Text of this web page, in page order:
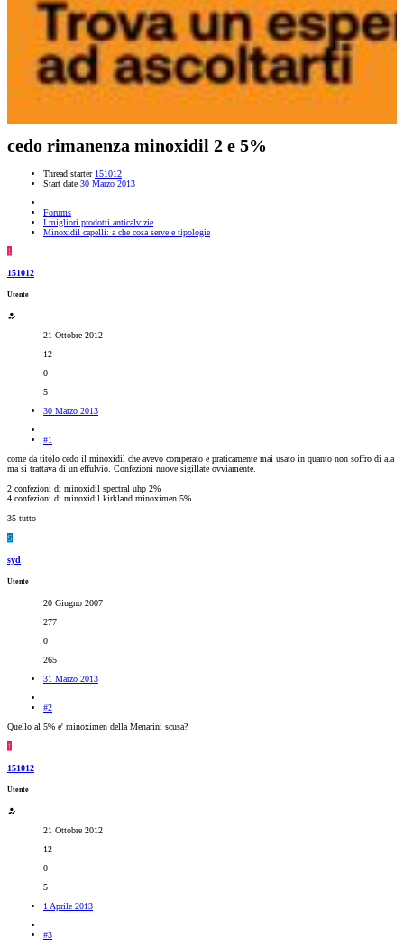
cedo rimanenza minoxidil 2 e 5%
Thread starter 151012
Start date 30 Marzo 2013
Forums
I migliori prodotti anticalvizie
Minoxidil capelli: a che cosa serve e tipologie
1
151012
Utente
21 Ottobre 2012
12
0
5
30 Marzo 2013
#1
come da titolo cedo il minoxidil che avevo comperato e praticamente mai usato in quanto non soffro di a.a
ma si trattava di un effulvio. Confezioni nuove sigillate ovviamente.
2 confezioni di minoxidil spectral uhp 2%
4 confezioni di minoxidil kirkland minoximen 5%
35 tutto
S
syd
Utente
20 Giugno 2007
277
0
265
31 Marzo 2013
#2
Quello al 5% e' minoximen della Menarini scusa?
1
151012
Utente
21 Ottobre 2012
12
0
5
1 Aprile 2013
#3